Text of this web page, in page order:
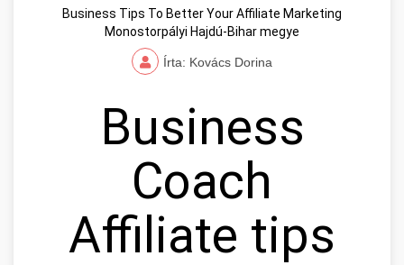
Business Tips To Better Your Affiliate Marketing
Monostorpályi Hajdú-Bihar megye
Írta: Kovács Dorina
Business
Coach
Affiliate tips